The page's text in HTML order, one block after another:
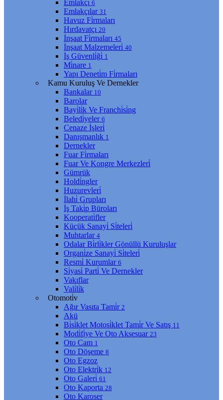
Emlakçı 6
Emlakçılar 31
Havuz Fi̇rmaları
Hırdavatçı 20
İnşaat Fi̇rmaları 45
İnşaat Malzemeleri̇ 40
İş Güvenli̇ği̇ 1
Mi̇nare 1
Yapı Deneti̇m Fi̇rmaları
Kamu Kuruluş Ve Dernekler
Bankalar 10
Barolar
Bayi̇li̇k Ve Franchi̇si̇ng
Beledi̇yeler 6
Cenaze İşleri̇
Danışmanlık 1
Dernekler
Fuar Fi̇rmaları
Fuar Ve Kongre Merkezleri̇
Gümrük
Holdi̇ngler
Huzurevleri̇
İlahi̇ Grupları
İş Taki̇p Büroları
Kooperati̇fler
Küçük Sanayi̇ Si̇teleri̇
Muhtarlar 4
Odalar Bi̇rli̇kler Gönüllü Kuruluşlar
Organi̇ze Sanayi̇ Si̇teleri̇
Resmi̇ Kurumlar 6
Si̇yasi̇ Parti̇ Ve Dernekler
Vakıflar
Vali̇li̇k
Otomoti̇v
Ağır Vasıta Tami̇r 2
Akü
Bi̇si̇klet Motosi̇klet Tami̇r Ve Satış 11
Modi̇fi̇ye Ve Oto Aksesuar 23
Oto Cam 1
Oto Döşeme 8
Oto Egzoz
Oto Elektri̇k 12
Oto Galeri̇ 61
Oto Kaporta 28
Oto Karoser